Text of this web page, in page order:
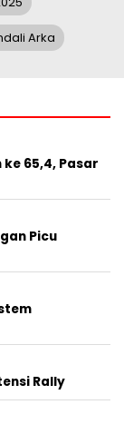
Arka
65,4, Pasar
Picu
Rally